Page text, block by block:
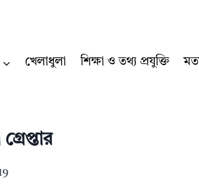
খেলাধুলা শিক্ষা ও তথ্য প্রযুক্তি